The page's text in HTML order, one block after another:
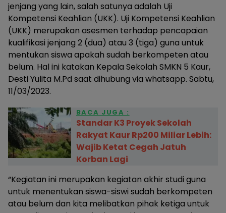
jenjang yang lain, salah satunya adalah Uji
Kompetensi Keahlian (UKK). Uji Kompetensi Keahlian
(UKK) merupakan asesmen terhadap pencapaian
kualifikasi jenjang 2 (dua) atau 3 (tiga) guna untuk
mentukan siswa apakah sudah berkompeten atau
belum. Hal ini katakan Kepala Sekolah SMKN 5 Kaur,
Desti Yulita M.Pd saat dihubung via whatsapp. Sabtu,
11/03/2023.
BACA JUGA :
Standar K3 Proyek Sekolah
Rakyat Kaur Rp200 Miliar Lebih:
Wajib Ketat Cegah Jatuh
Korban Lagi
“Kegiatan ini merupakan kegiatan akhir studi guna
untuk menentukan siswa-siswi sudah berkompeten
atau belum dan kita melibatkan pihak ketiga untuk